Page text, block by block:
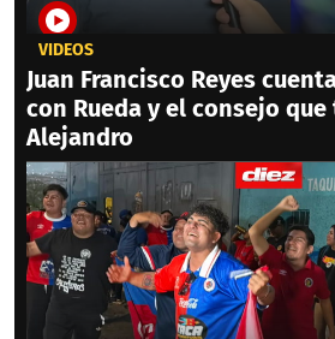
VIDEOS
Juan Francisco Reyes
con Rueda y el consejo
Alejandro